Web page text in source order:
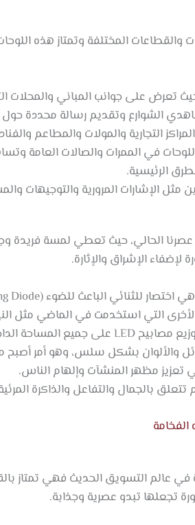
المختلفة وتمتاز هذه
تعرض على جوانب المباني والمحلات
الشوارع وتقديم رسالة محددة حول
التجارية والمولات والمطاعم
في الممرات والصالات العامة
الرئيسية.
الإشارات المرورية والتوجيهات
الحالي، حيث تعطي لمسة فريدة
الإشراق والإثارة.
والألوان بشكل سلس، وهو أمر أصبح
تعزيز مظهر المنشآت وإلهام الناس.
بالجمال والتفاعل والذاكرة
في عالم التسويق الحديث فهي تمتاز
تجعلها تبدو عصرية وجذابة.